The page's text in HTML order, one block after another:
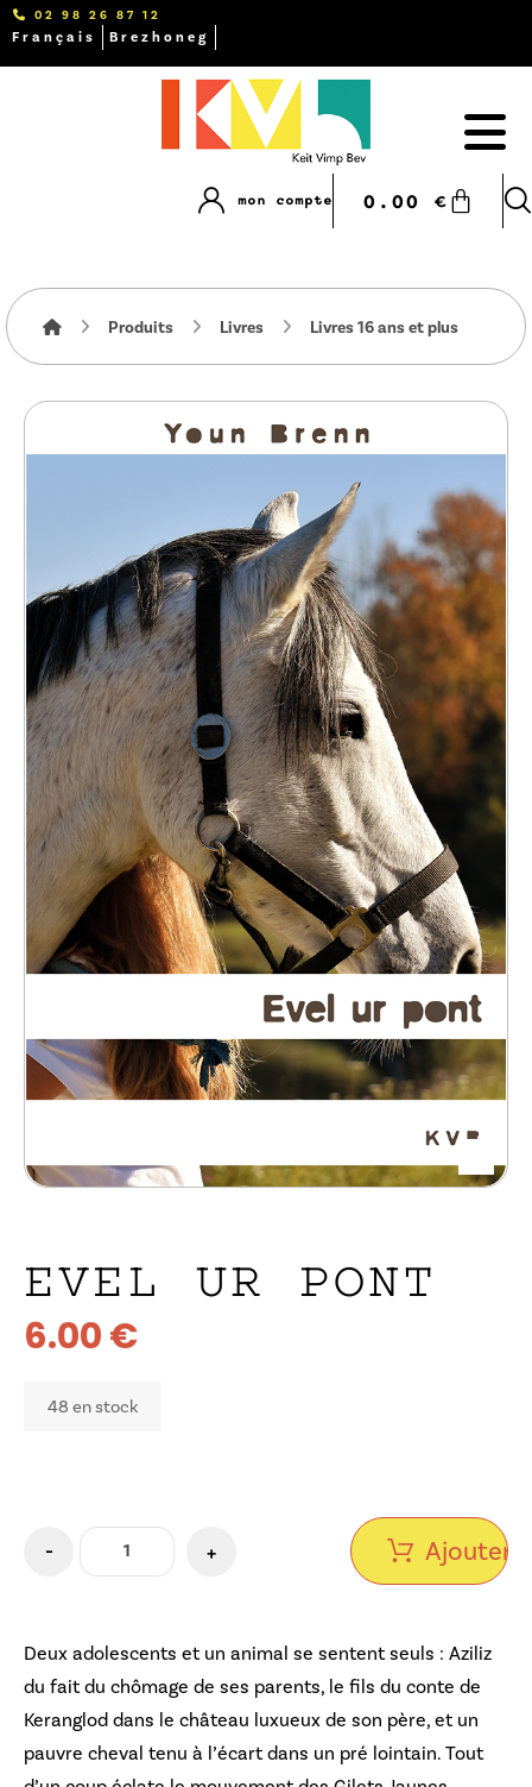
Français Brezhoneg
02 98 26 87 12
0.00 €
mon compte
Produits Livres Livres 16 ans et plus
EVEL UR PONT
6.00€
48 en stock
- + Ajouter
Deux adolescents et un animal se sentent seuls : Aziliz
du fait du chômage de ses parents, le fils du conte de
Keranglod dans le château luxueux de son père, et un
pauvre cheval tenu à l’écart dans un pré lointain. Tout